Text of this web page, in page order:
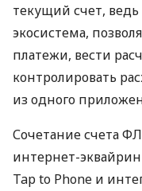
текущий счет,
экосистема,
платежи, вести
контролировать
из одного
Сочетание счета
интернет-
Tap to Phone и